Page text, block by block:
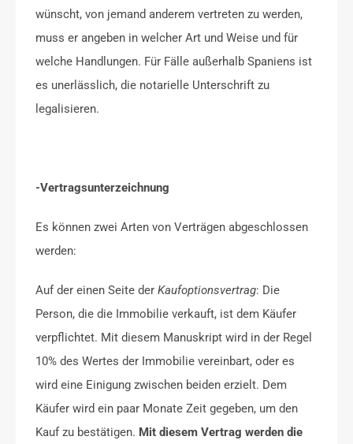
wünscht, von jemand anderem vertreten zu werden,
muss er angeben in welcher Art und Weise und für
welche Handlungen. Für Fälle außerhalb Spaniens ist
es unerlässlich, die notarielle Unterschrift zu
legalisieren.
-Vertragsunterzeichnung
Es können zwei Arten von Verträgen abgeschlossen
werden:
Auf der einen Seite der Kaufoptionsvertrag: Die
Person, die die Immobilie verkauft, ist dem Käufer
verpflichtet. Mit diesem Manuskript wird in der Regel
10% des Wertes der Immobilie vereinbart, oder es
wird eine Einigung zwischen beiden erzielt. Dem
Käufer wird ein paar Monate Zeit gegeben, um den
Kauf zu bestätigen. Mit diesem Vertrag werden die